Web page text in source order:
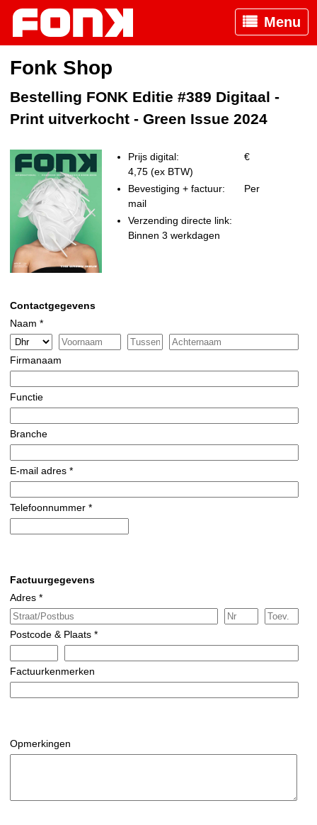
Menu
Fonk Shop
Bestelling FONK Editie #389 Digitaal -
Print uitverkocht - Green Issue 2024
Prijs digital:
€
4,75 (ex BTW)
Bevestiging + factuur:
Per
mail
Verzending directe link:
Binnen 3 werkdagen
Contactgegevens
Naam *
Firmanaam
Functie
Branche
E-mail adres *
Telefoonnummer *
Factuurgegevens
Adres *
Postcode & Plaats *
Factuurkenmerken
Opmerkingen